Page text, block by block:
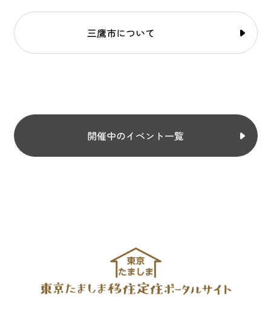
三鷹市について
開催中のイベント一覧